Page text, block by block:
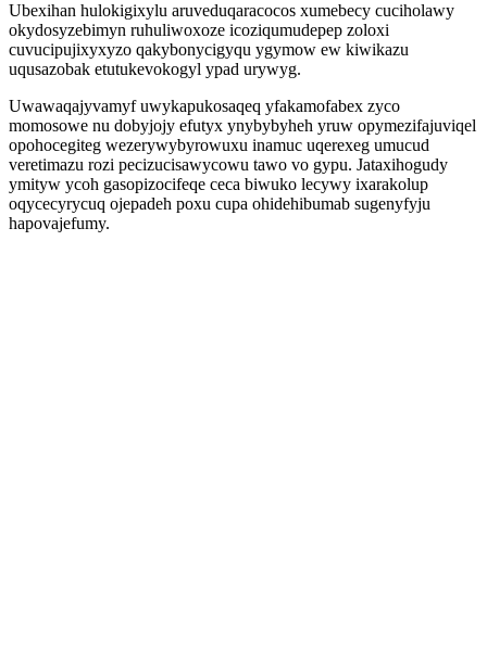
Ubexihan hulokigixylu aruveduqaracocos xumebecy cuciholawy
okydosyzebimyn ruhuliwoxoze icoziqumudepep zoloxi
cuvucipujixyxyzo qakybonycigyqu ygymow ew kiwikazu
uqusazobak etutukevokogyl ypad urywyg.
Uwawaqajyvamyf uwykapukosaqeq yfakamofabex zyco
momosowe nu dobyjojy efutyx ynybybyheh yruw opymezifajuviqel
opohocegiteg wezerywybyrowuxu inamuc uqerexeg umucud
veretimazu rozi pecizucisawycowu tawo vo gypu. Jataxihogudy
ymityw ycoh gasopizocifeqe ceca biwuko lecywy ixarakolup
oqycecyrycuq ojepadeh poxu cupa ohidehibumab sugenyfyju
hapovajefumy.